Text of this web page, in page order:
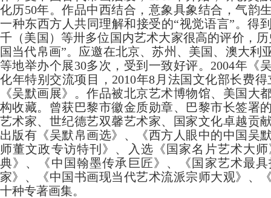
化历50年。作品中西结合，意象具象结合，气韵
一种东西方人共同理解和接受的“视觉语言”。得
千（美国）等卅多位国内艺术大家很高的评价，
国当代帛画”。应邀在北京、苏州、美国、澳大利
等地举办个展30多次，受到一致好评。 2004年《
化年特别交流项目， 2010年8 月法国文化部长费
《吴默画展》。作品被北京艺术博物馆、美国大
构收藏。曾获巴黎市徽金质勋章、巴黎市长签署
艺术家、世纪德艺双馨艺术家、国家文化卓越贡
出版有《吴默帛画选》、《西方人眼中的中国吴
师董文政专访特刊》、入选《国家名片艺术大
典》、《中国翰墨传承巨匠》、《国家艺术最
家》、《中国书画现当代艺术流派宗师大观》、
十种专著画集。